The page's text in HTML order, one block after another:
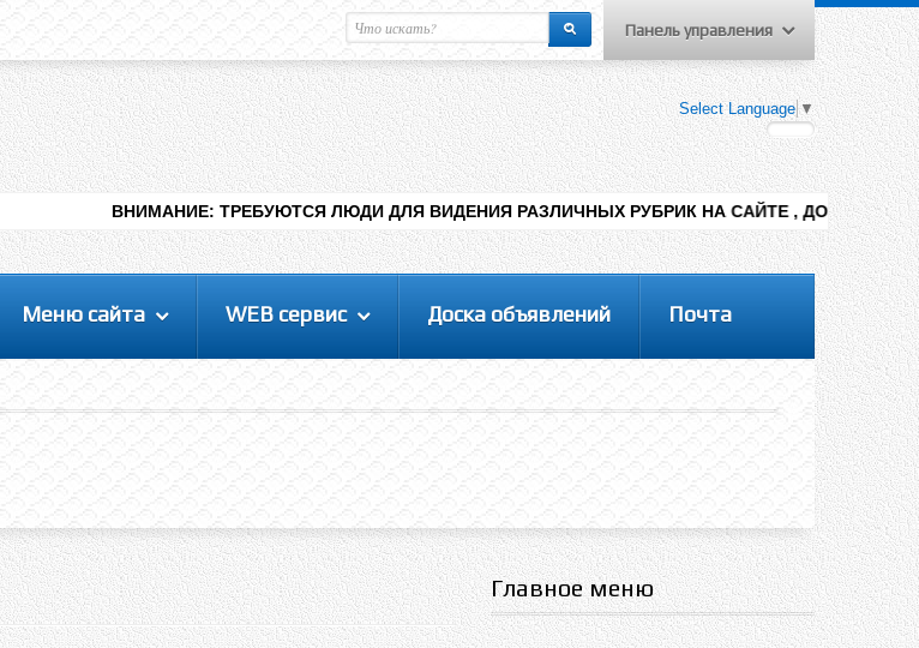
Здравствуйте уважаемыйГость. Чтобы
пользоваться данной панелью
управления, вам необходимо
авторизоваться на сайте под своим
логином, либо пройти регистрацию.
Меню пользователя
Вход на сайт
Регистрация
Панель управления
Select Language ▼
ВНИМАНИЕ: ТРЕБУЮТСЯ ЛЮДИ ДЛЯ ВИДЕНИЯ РАЗЛИЧНЫХ РУБРИК НА САЙТЕ , ДОБАВЛЕНИЯ КОНТЕНТА
Меню сайта WEB сервис Доска объявлений Почта
Главное меню